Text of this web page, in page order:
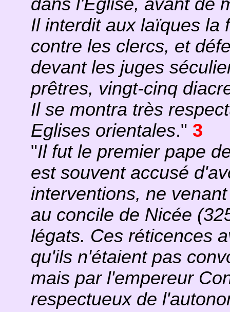
dans l'Eglise, avant de
Il interdit aux laïques la
contre les clercs, et
devant les juges
prêtres, vingt-cinq
Il se montra très
Eglises orientales." 3
"Il fut le premier pape
est souvent accusé
interventions, ne
au concile de Nicée
légats. Ces réticences
qu'ils n'étaient pas
mais par l'empereur
respectueux de